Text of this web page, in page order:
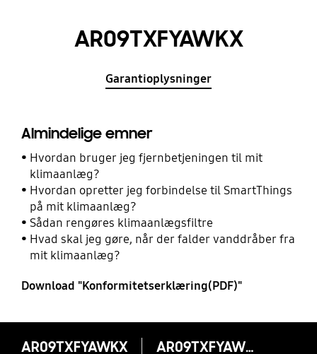
AR09TXFYAWKX
Garantioplysninger
Almindelige emner
Hvordan bruger jeg fjernbetjeningen til mit
klimaanlæg?
Hvordan opretter jeg forbindelse til SmartThings
på mit klimaanlæg?
Sådan rengøres klimaanlægsfiltre
Hvad skal jeg gøre, når der falder vanddråber fra
mit klimaanlæg?
Download "Konformitetserklæring(PDF)"
AR09TXFYAWKX AR09TXFYAWKX